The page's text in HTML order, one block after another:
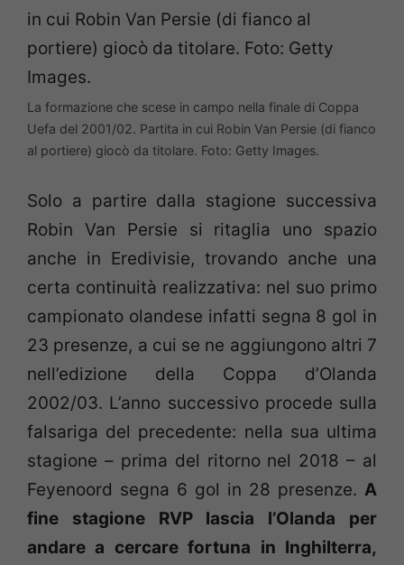
La formazione che scese in campo nella finale di Coppa
Uefa del 2001/02. Partita in cui Robin Van Persie (di fianco
al portiere) giocò da titolare. Foto: Getty Images.
Solo a partire dalla stagione successiva
Robin Van Persie si ritaglia uno spazio
anche in Eredivisie, trovando anche una
certa continuità realizzativa: nel suo primo
campionato olandese infatti segna 8 gol in
23 presenze, a cui se ne aggiungono altri 7
nell’edizione della Coppa d’Olanda
2002/03. L’anno successivo procede sulla
falsariga del precedente: nella sua ultima
stagione – prima del ritorno nel 2018 – al
Feyenoord segna 6 gol in 28 presenze. A
fine stagione RVP lascia l’Olanda per
andare a cercare fortuna in Inghilterra,